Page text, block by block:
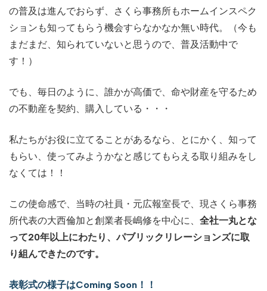
の普及は進んでおらず、さくら事務所もホームインスペク
ションも知ってもらう機会すらなかなか無い時代。（今も
まだまだ、知られていないと思うので、普及活動中で
す！）
でも、毎日のように、誰かが高価で、命や財産を守るため
の不動産を契約、購入している・・・
私たちがお役に立てることがあるなら、とにかく、知って
もらい、使ってみようかなと感じてもらえる取り組みをし
なくては！！
この使命感で、当時の社員・元広報室長で、現さくら事務
所代表の大西倫加と創業者長嶋修を中心に、 全社一丸とな
って20年以上にわたり、パブリックリレーションズに取
り組んできたのです。
表彰式の様子はComing Soon！！